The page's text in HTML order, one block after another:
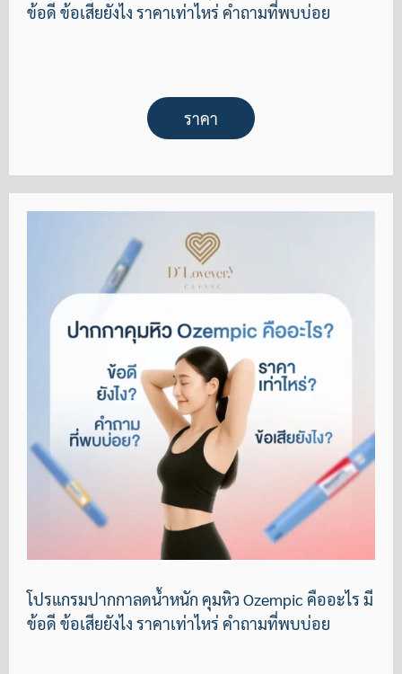
ข้อดี ข้อเสียยังไง ราคาเท่าไหร่ คำถามที่พบบ่อย
ราคา
โปรแกรมปากกาลดน้ำหนัก คุมหิว Ozempic คืออะไร มี
ข้อดี ข้อเสียยังไง ราคาเท่าไหร่ คำถามที่พบบ่อย